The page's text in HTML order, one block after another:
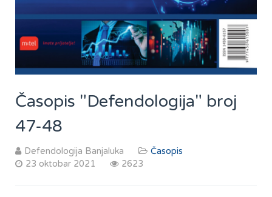
Časopis "Defendologija" broj
47-48
Defendologija Banjaluka
Časopis
23 oktobar 2021
2623